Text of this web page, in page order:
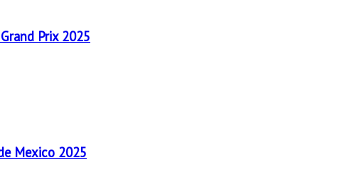
Prix 2025
Mexico 2025